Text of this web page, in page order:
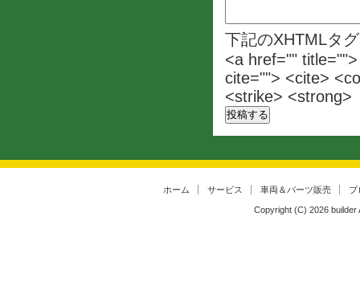
下記のXHTMLタ
<a href=""
cite=""> <cite>
<strike> <strong>
ホーム サービス 車両＆パーツ販売 ブ
Copyright (C) 2026 builder